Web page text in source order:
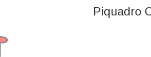
Piquadro